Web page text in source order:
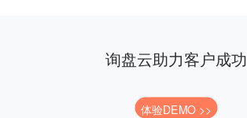
询盘云助力客户成功
体验DEMO >>